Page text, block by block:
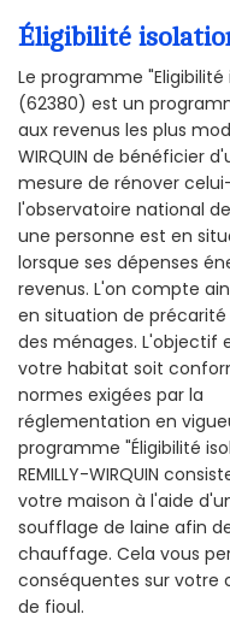
Éligibilité
Le programme "Eligibilité
(62380) est un
aux revenus les plus
WIRQUIN de bénéficier
mesure de rénover
l'observatoire national
une personne est en
lorsque ses dépenses
revenus. L'on compte
en situation de précarité
des ménages. L'objectif
votre habitat soit
normes exigées par la
réglementation en
programme "Éligibilité
REMILLY-WIRQUIN
votre maison à l'aide
soufflage de laine afin
chauffage. Cela vous
conséquentes sur votre
de fioul.